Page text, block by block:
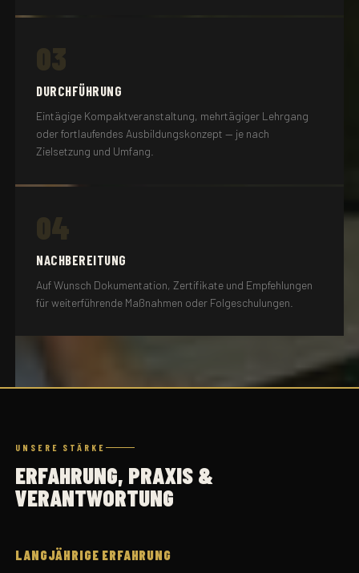
03
DURCHFÜHRUNG
Eintägige Kompaktveranstaltung, mehrtägiger Lehrgang
oder fortlaufendes Ausbildungskonzept — je nach
Zielsetzung und Umfang.
04
NACHBEREITUNG
Auf Wunsch Dokumentation, Zertifikate und Empfehlungen
für weiterführende Maßnahmen oder Folgeschulungen.
UNSERE STÄRKE
ERFAHRUNG, PRAXIS &
VERANTWORTUNG
LANGJÄHRIGE ERFAHRUNG